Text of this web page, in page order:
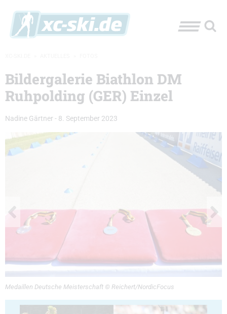
Bildergalerie Biathlon DM
Ruhpolding (GER) Einzel
Nadine Gärtner - 8. September 2023
Medaillen Deutsche Meisterschaft © Reichert/NordicFocus